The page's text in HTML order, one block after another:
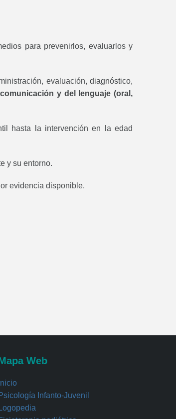
para prevenirlos, evaluarlos y
evaluación, diagnóstico,
y del lenguaje (oral,
hasta la intervención en la edad
y su entorno.
evidencia disponible.
Web
Inicio
Infanto-Juvenil
Logopedia